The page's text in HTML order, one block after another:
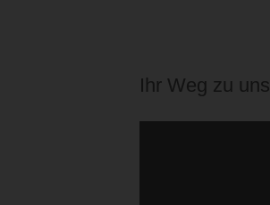
Ihr Weg zu uns